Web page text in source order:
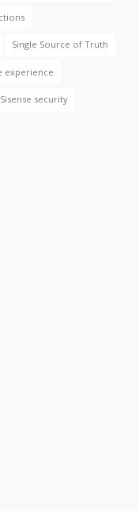
Single Source of Truth
experience
Sisense security